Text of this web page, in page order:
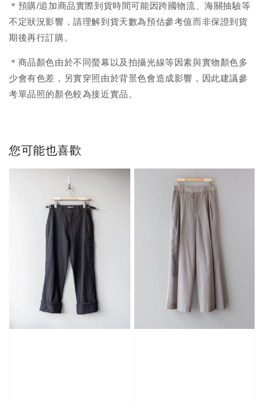
＊預購/追加商品實際到貨時間可能因跨國物流、海關抽驗等
不定狀況影響，請理解到貨天數為預估參考值而非保證到貨
期後再行訂購。
＊商品顏色由於不同螢幕以及拍攝光線等因素與實物顏色多
少會有色差，另實穿照由於背景色會造成影響，因此建議參
考單品照的顏色較為接近實品。
您可能也喜歡